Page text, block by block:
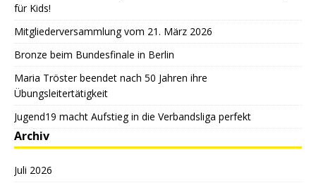
für Kids!
Mitgliederversammlung vom 21. März 2026
Bronze beim Bundesfinale in Berlin
Maria Tröster beendet nach 50 Jahren ihre
Übungsleitertätigkeit
Jugend19 macht Aufstieg in die Verbandsliga perfekt
Archiv
Juli 2026